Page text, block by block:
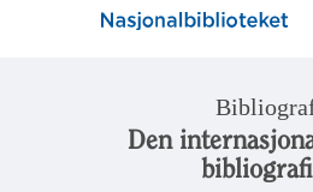
Den